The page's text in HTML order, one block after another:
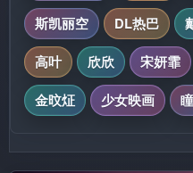
斯凯丽空
DL热巴
高叶
欣欣 宋妍霏
金旼炡
少女映画